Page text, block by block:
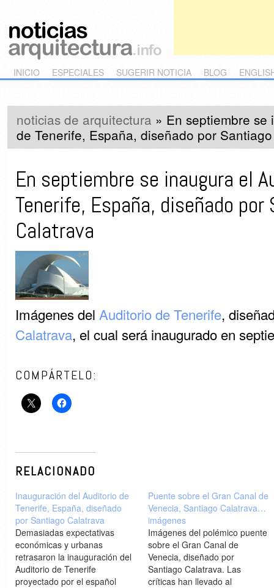
Main menu
Skip to primary content
Skip to secondary content
INICIO ESPECIALES SUGERIR NOTICIA BLOG
noticias de arquitectura » En septiembre
de Tenerife, España, diseñado por
En septiembre se inaugura el
Tenerife, España, diseñado por
Calatrava
Imágenes del Auditorio de Tenerife,
Calatrava, el cual será inaugurado en
COMPÁRTELO:
RELACIONADO
Inauguración del Auditorio de
Tenerife, España, diseñado
por Santiago Calatrava
Demasiadas expectativas
económicas y urbanas
retrasaron la inauguración del
Auditorio de Tenerife
proyectado por el español
Puente sobre el Gran Canal de
Venecia, Santiago Calatrava…
imágenes
Imágenes del polémico puente
sobre el Gran Canal de
Venecia, diseñado por
Santiago Calatrava. Las
críticas han llevado al